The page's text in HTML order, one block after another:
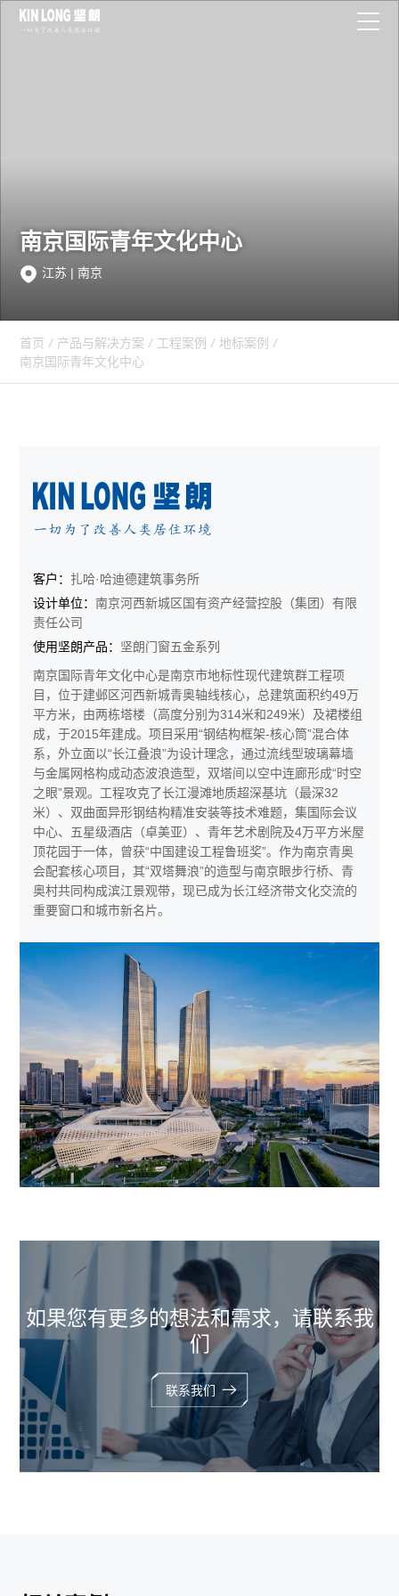
南京国际青年文化中心
江苏 | 南京
首页 / 产品与解决方案 / 工程案例 / 地标案例 /
南京国际青年文化中心
客户： 扎哈·哈迪德建筑事务所
设计单位：南京河西新城区国有资产经营控股（集团）有限
责任公司
使用坚朗产品： 坚朗门窗五金系列
​​南京国际青年文化中心​​是南京市地标性现代建筑群工程项
目，位于建邺区河西新城青奥轴线核心，总建筑面积约49万
平方米，由两栋塔楼（高度分别为314米和249米）及裙楼组
成，于2015年建成。项目采用“钢结构框架-核心筒”混合体
系，外立面以“长江叠浪”为设计理念，通过流线型玻璃幕墙
与金属网格构成动态波浪造型，双塔间以空中连廊形成“时空
之眼”景观。工程攻克了长江漫滩地质超深基坑（最深32
米）、双曲面异形钢结构精准安装等技术难题，集国际会议
中心、五星级酒店（卓美亚）、青年艺术剧院及4万平方米屋
顶花园于一体，曾获“中国建设工程鲁班奖”。作为南京青奥
会配套核心项目，其“双塔舞浪”的造型与南京眼步行桥、青
奥村共同构成滨江景观带，现已成为长江经济带文化交流的
重要窗口和城市新名片。
如果您有更多的想法和需求，请联系我
们
联系我们